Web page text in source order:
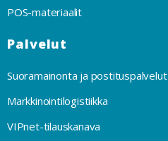
POS-materiaalit
Palvelut
Suoramainonta ja postituspalvelut
Markkinointilogistiikka
VIPnet-tilauskanava